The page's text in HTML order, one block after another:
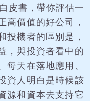
皮書，帶你評估一
高價值的好公司，
投機者的區別是，
，與投資者看中的
天在落地應用、
資人明白是時候該
源和資本去支持它